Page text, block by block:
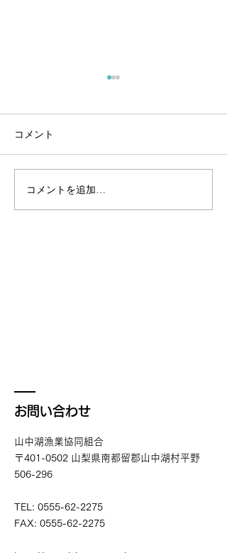
10月中にオオクチバスを放流
する予定です。 ワカサギも釣
コメント
コメントを追加…
お問い合わせ
山中湖漁業協同組合
〒401-0502 山梨県南都留郡山中湖村平野
506-296
TEL: 0555-62-2275
FAX: 0555-62-2275